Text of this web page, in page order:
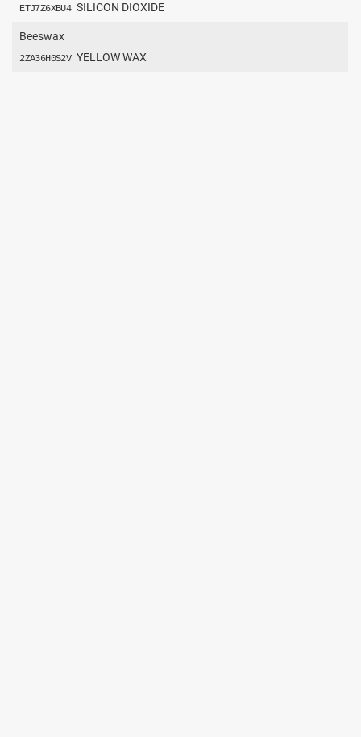
ETJ7Z6XBU4 SILICON DIOXIDE
Beeswax
2ZA36H0S2V YELLOW WAX